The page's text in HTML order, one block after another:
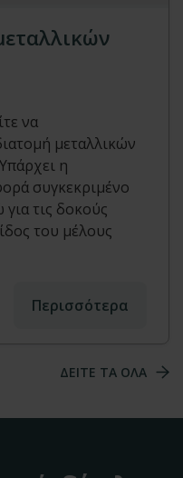
να
μεταλλικών
η
συγκεκριμένο
τις δοκούς
του μέλους
Περισσότερα
ΔΕΙΤΕ ΤΑ ΟΛΑ